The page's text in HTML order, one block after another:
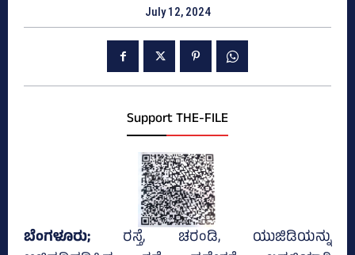
July 12, 2024
Support THE-FILE
ಬೆಂಗಳೂರು; ರಸ್ತೆ, ಚರಂಡಿ, ಯುಜಿಡಿಯನ್ನು